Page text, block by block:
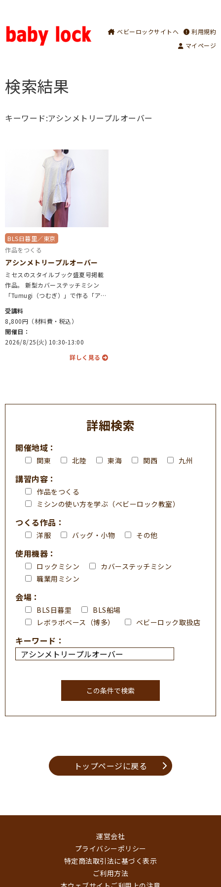
ベビーロックサイトへ
利用規約
マイページ
検索結果
キーワード:アシンメトリープルオーバー
BLS日暮里／東京
作品をつくる
アシンメトリープルオーバー
ミセスのスタイルブック盛夏号掲載
作品。 新型カバーステッチミシン
「Tumugi（つむぎ）」で作る「アシ
ショップを開催。 東京・荻窪にて
洋裁教室「VieCoudre（ヴィクード
ル）」を主宰している海口 奈緒さん
に、ベビーロックの新機種「Tumug
i」と2本針4本糸ロックミシン「Sak
を講師にお招きいたします。 流れる
受講料
8,800円（材料費・税込）
開催日：
2026/8/25(火) 10:30-13:00
詳しく見る
詳細検索
開催地域：
関東 北陸 東海 関西 九州
講習内容：
作品をつくる
ミシンの使い方を学ぶ（ベビーロック教室）
つくる作品：
洋服 バッグ・小物 その他
使用機器：
ロックミシン
カバーステッチミシン
職業用ミシン
会場：
BLS日暮里
BLS船場
レボラボベース（博多）
ベビーロック取扱店
キーワード：
トップページに戻る
運営会社
プライバシーポリシー
特定商法取引法に基づく表示
ご利用方法